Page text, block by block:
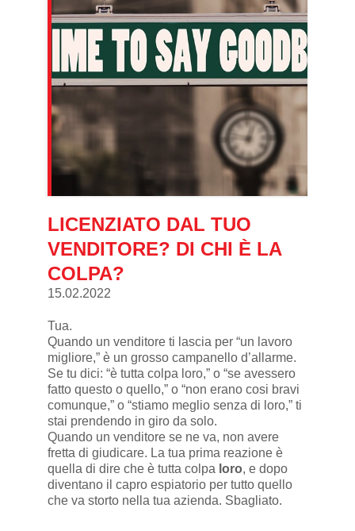
LICENZIATO DAL TUO
VENDITORE? DI CHI È LA
COLPA?
15.02.2022
Tua.
Quando un venditore ti lascia per “un lavoro
migliore,” è un grosso campanello d’allarme.
Se tu dici: “è tutta colpa loro,” o “se avessero
fatto questo o quello,” o “non erano cosi bravi
comunque,” o “stiamo meglio senza di loro,” ti
stai prendendo in giro da solo.
Quando un venditore se ne va, non avere
fretta di giudicare. La tua prima reazione è
quella di dire che è tutta colpa loro, e dopo
diventano il capro espiatorio per tutto quello
che va storto nella tua azienda. Sbagliato.